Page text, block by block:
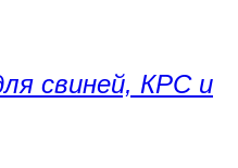
свиней, КРС и